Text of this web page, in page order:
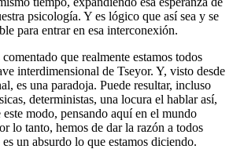
psicología. Y es lógico que así sea y se
para entrar en esa interconexión.
que realmente estamos todos
interdimensional de Tseyor. Y, visto desde
es una paradoja. Puede resultar, incluso
deterministas, una locura el hablar así,
modo, pensando aquí en el mundo
lo tanto, hemos de dar la razón a todos
un absurdo lo que estamos diciendo.